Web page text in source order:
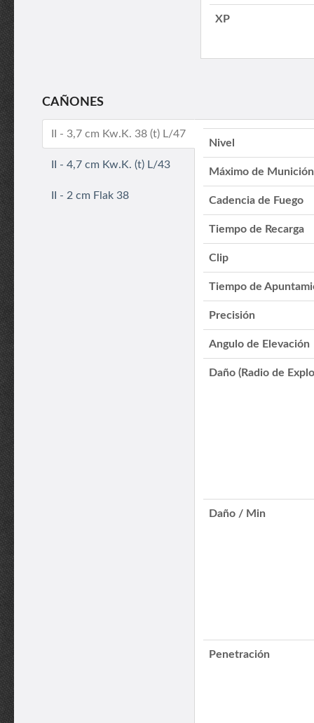
XP
CAÑONES
II - 3,7 cm Kw.K. 38 (t) L/47
II - 4,7 cm Kw.K. (t) L/43
II - 2 cm Flak 38
Nivel
Máximo de Munición
Cadencia de Fuego
Tiempo de Recarga
Clip
Tiempo de
Precisión
Angulo de Elevación
Daño (Radio de
Daño / Min
Penetración